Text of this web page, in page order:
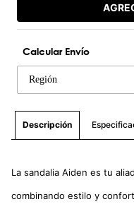
Calcular Envío
Región
Descripción
La sandalia Aiden es tu
combinando estilo y